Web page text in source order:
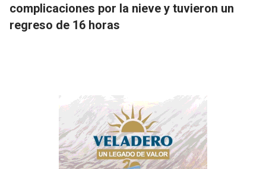
complicaciones por la nieve y tuvieron un
regreso de 16 horas